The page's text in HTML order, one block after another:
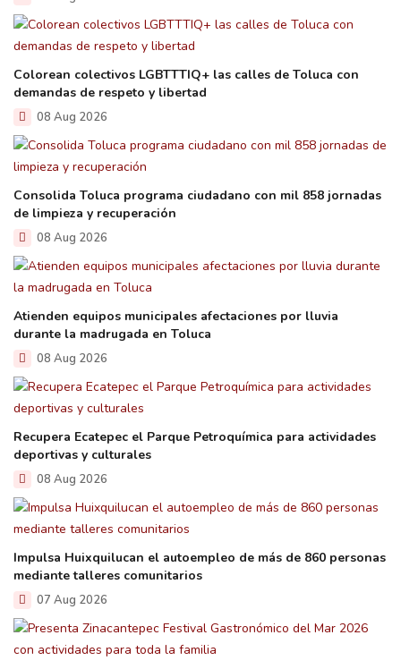
Colorean colectivos LGBTTTIQ+ las calles de Toluca con
demandas de respeto y libertad
08 Aug 2026
Consolida Toluca programa ciudadano con mil 858 jornadas
de limpieza y recuperación
08 Aug 2026
Atienden equipos municipales afectaciones por lluvia
durante la madrugada en Toluca
08 Aug 2026
Recupera Ecatepec el Parque Petroquímica para actividades
deportivas y culturales
08 Aug 2026
Impulsa Huixquilucan el autoempleo de más de 860 personas
mediante talleres comunitarios
07 Aug 2026